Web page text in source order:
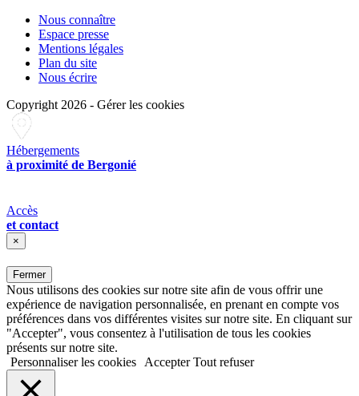
Nous connaître
Espace presse
Mentions légales
Plan du site
Nous écrire
Copyright 2026 - Gérer les cookies
Hébergements
à proximité de Bergonié
Accès
et contact
×
Fermer
Nous utilisons des cookies sur notre site afin de vous offrir une
expérience de navigation personnalisée, en prenant en compte vos
préférences dans vos différentes visites sur notre site. En cliquant sur
"Accepter", vous consentez à l'utilisation de tous les cookies
présents sur notre site.
Personnaliser les cookies
Accepter Tout refuser